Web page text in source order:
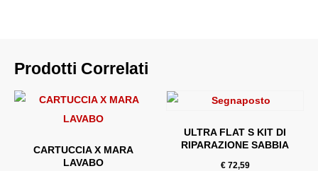
Prodotti Correlati
CARTUCCIA X MARA
LAVABO
ULTRA FLAT S KIT DI
RIPARAZIONE SABBIA
€72,59